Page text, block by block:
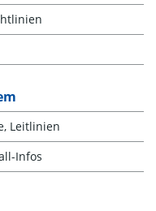
Leitlinien
Infos